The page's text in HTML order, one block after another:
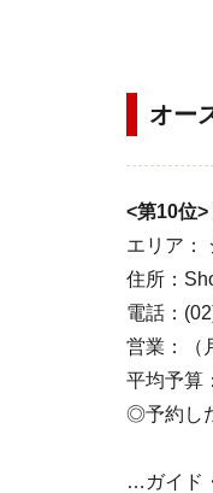
オー
<第10位>
エリア：
住所：
電話：
営業：（
平均予算
◎予約し
…ガイド